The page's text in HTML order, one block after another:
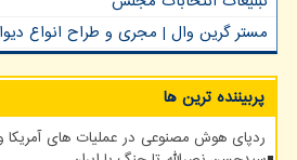
مستر گرین وال | مجری و طراح انواع
پربیننده ترین ها
ردپای هوش مصنوعی در عملیات های آمریکا و